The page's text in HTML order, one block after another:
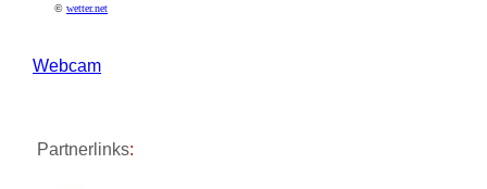
© wetter.net
Webcam
Partnerlinks: